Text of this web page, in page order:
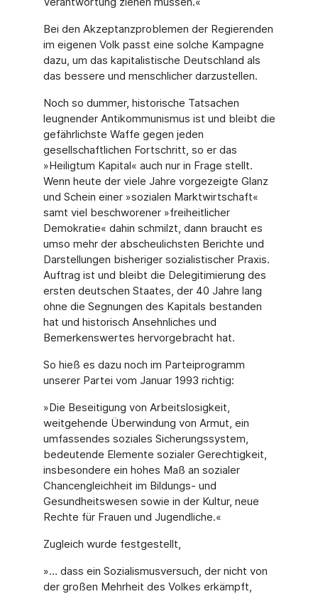
Bei den Akzeptanzproblemen der Regierenden
im eigenen Volk passt eine solche Kampagne
dazu, um das kapitalistische Deutschland als
das bessere und menschlicher darzustellen.
Noch so dummer, historische Tatsachen
leugnender Antikommunismus ist und bleibt die
gefährlichste Waffe gegen jeden
gesellschaftlichen Fortschritt, so er das
»Heiligtum Kapital« auch nur in Frage stellt.
Wenn heute der viele Jahre vorgezeigte Glanz
und Schein einer »sozialen Marktwirtschaft«
samt viel beschworener »freiheitlicher
Demokratie« dahin schmilzt, dann braucht es
umso mehr der abscheulichsten Berichte und
Darstellungen bisheriger sozialistischer Praxis.
Auftrag ist und bleibt die Delegitimierung des
ersten deutschen Staates, der 40 Jahre lang
ohne die Segnungen des Kapitals bestanden
hat und historisch Ansehnliches und
Bemerkenswertes hervorgebracht hat.
So hieß es dazu noch im Parteiprogramm
unserer Partei vom Januar 1993 richtig:
»Die Beseitigung von Arbeitslosigkeit,
weitgehende Überwindung von Armut, ein
umfassendes soziales Sicherungssystem,
bedeutende Elemente sozialer Gerechtigkeit,
insbesondere ein hohes Maß an sozialer
Chancengleichheit im Bildungs- und
Gesundheitswesen sowie in der Kultur, neue
Rechte für Frauen und Jugendliche.«
Zugleich wurde festgestellt,
»… dass ein Sozialismusversuch, der nicht von
der großen Mehrheit des Volkes erkämpft,